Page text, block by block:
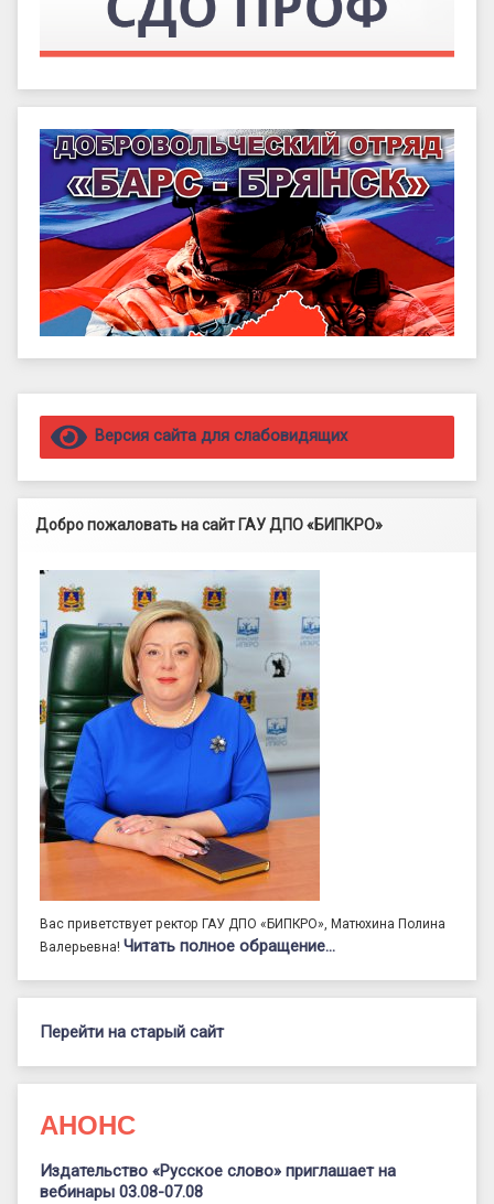
Правый сайдбар
Версия сайта для слабовидящих
Добро пожаловать на сайт ГАУ ДПО «БИПКРО»
Вас приветствует ректор ГАУ ДПО «БИПКРО», Матюхина Полина
Валерьевна! Читать полное обращение…
Перейти на старый сайт
АНОНС
Издательство «Русское слово» приглашает на
вебинары 03.08-07.08